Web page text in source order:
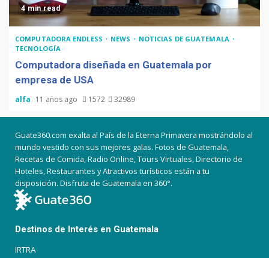
4 min read
COMPUTADORA ENDLESS NEWS
NOTICIAS DE GUATEMALA
TECNOLOGÍA
Computadora diseñada en Guatemala por
empresa de USA
alfa 11 años ago 1572 32989
Guate360.com exalta al País de la Eterna Primavera mostrándolo al
mundo vestido con sus mejores galas. Fotos de Guatemala,
Recetas de Comida, Radio Online, Tours Virtuales, Directorio de
Hoteles, Restaurantes y Atractivos turísticos están a tu
disposición. Disfruta de Guatemala en 360°.
Destinos de Interés en Guatemala
IRTRA